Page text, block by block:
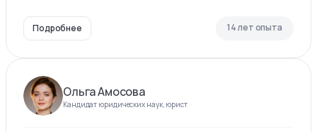
Подробнее 14 лет опыта
Ольга Амосова
Кандидат юридических наук, юрист